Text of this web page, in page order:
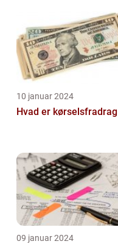
10 januar 2024
Hvad er kørselsfradrag
09 januar 2024